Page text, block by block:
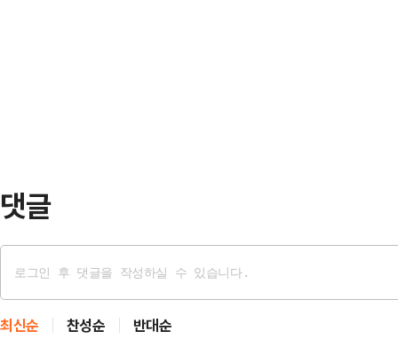
댓글
최신순 찬성순 반대순